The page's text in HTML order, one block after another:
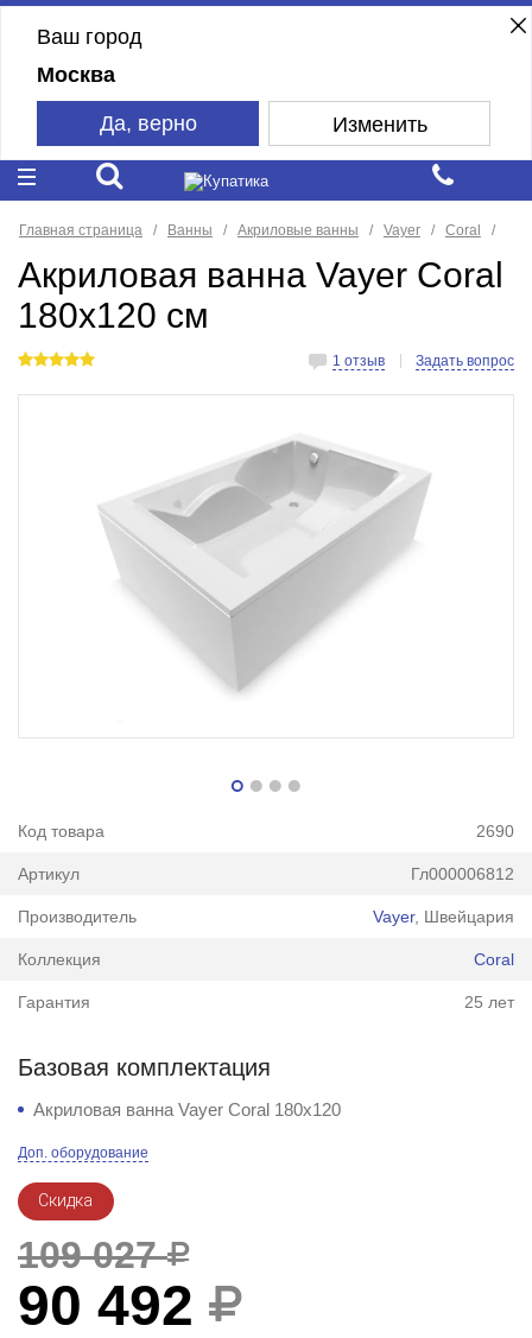
Ваш город
Москва
Да, верно Изменить
Главная страница Ванны Акриловые ванны Vayer Coral
Акриловая ванна Vayer Coral
180x120 см
1 отзыв Задать вопрос
Код товара 2690
Артикул Гл000006812
Производитель Vayer, Швейцария
Коллекция Coral
Гарантия 25 лет
Базовая комплектация
Акриловая ванна Vayer Coral 180x120
Доп. оборудование
Скидка
109 027
90 492